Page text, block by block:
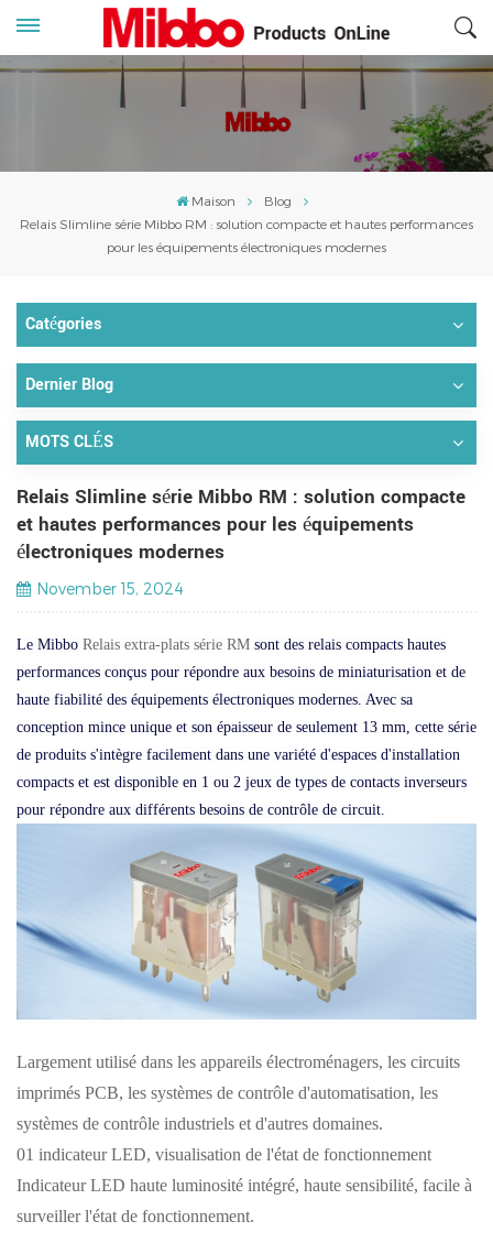
Maison
Blog
Relais Slimline série Mibbo RM : solution compacte et hautes performances
pour les équipements électroniques modernes
Catégories
Dernier Blog
MOTS CLÉS
Relais Slimline série Mibbo RM : solution compacte
et hautes performances pour les équipements
électroniques modernes
November 15, 2024
Le Mibbo Relais extra-plats série RM sont des relais compacts hautes
performances conçus pour répondre aux besoins de miniaturisation et de
haute fiabilité des équipements électroniques modernes. Avec sa
conception mince unique et son épaisseur de seulement 13 mm, cette série
de produits s'intègre facilement dans une variété d'espaces d'installation
compacts et est disponible en 1 ou 2 jeux de types de contacts inverseurs
pour répondre aux différents besoins de contrôle de circuit.
Largement utilisé dans les appareils électroménagers, les circuits
imprimés PCB, les systèmes de contrôle d'automatisation, les
systèmes de contrôle industriels et d'autres domaines.
01 indicateur LED, visualisation de l'état de fonctionnement
Indicateur LED haute luminosité intégré, haute sensibilité, facile à
surveiller l'état de fonctionnement.